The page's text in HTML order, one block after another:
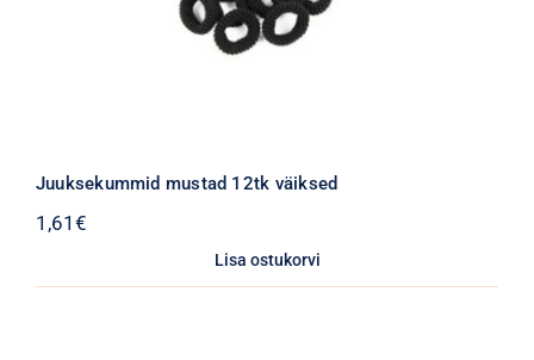
Juuksekummid mustad 12tk väiksed
1,61 €
Lisa ostukorvi